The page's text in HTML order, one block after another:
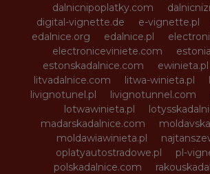
dalnicnipoplatky.com
digital-vignette.de
e-vignette.pl
edalnice.org
edalnice.pl
electroniceviniete.com
estonskadalnice.com
ewinieta.pl
litvadalnice.com
litwa-winieta.pl
livignotunel.pl
livignotunnel.com
lotwawinieta.pl
madarskadalnice.com
moldawiawinieta.pl
oplatyautostradowe.pl
pl-
polskadalnice.com